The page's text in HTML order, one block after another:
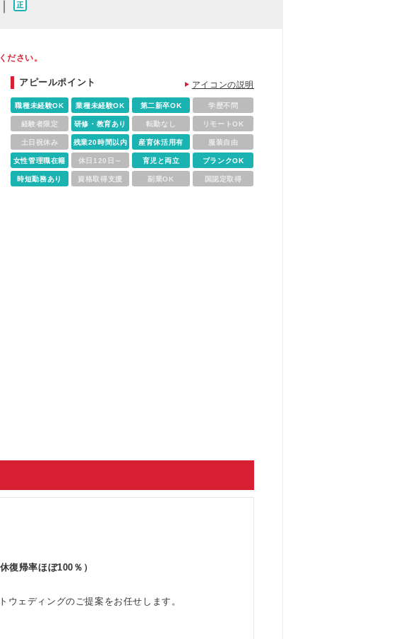
ださい。
アピールポイント アイコンの説明
職種未経験OK 業種未経験OK 第二新卒OK 学歴不問
経験者限定 研修・教育あり 転勤なし リモートOK
土日祝休み 残業20時間以内 産育休活用有 服装自由
女性管理職在籍 休日120日～ 育児と両立 ブランクOK
時短勤務あり 資格取得支援 副業OK 国認定取得
復帰率ほぼ100％）
ェディングのご提案をお任せします。